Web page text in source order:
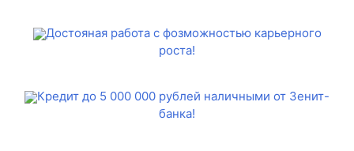
Достояная работа с фозможностью карьерного
роста!
Кредит до 5 000 000 рублей наличными от Зенит-
банка!